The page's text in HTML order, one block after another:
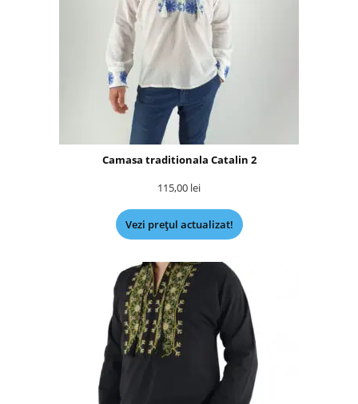
Camasa traditionala Catalin 2
115,00 lei
Vezi prețul actualizat!